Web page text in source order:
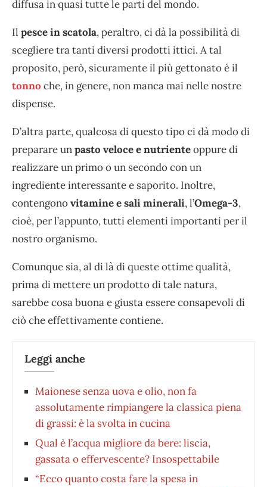
diffusa in quasi tutte le parti del mondo.
Il pesce in scatola, peraltro, ci dà la possibilità di
scegliere tra tanti diversi prodotti ittici. A tal
proposito, però, sicuramente il più gettonato è il
tonno che, in genere, non manca mai nelle nostre
dispense.
D’altra parte, qualcosa di questo tipo ci dà modo di
preparare unpasto veloce e nutrienteoppure di
realizzare un primo o un secondo con un
ingrediente interessante e saporito. Inoltre,
contengonovitamine e sali minerali, l’Omega-3,
cioè, per l’appunto, tutti elementi importanti per il
nostro organismo.
Comunque sia, al di là di queste ottime qualità,
prima di mettere un prodotto di tale natura,
sarebbe cosa buona e giusta essere consapevoli di
ciò che effettivamente contiene.
Leggi anche
Maionese senza uova e olio, non fa
assolutamente rimpiangere la classica piena
di grassi: è la svolta in cucina
Qual è l’acqua migliore da bere: liscia,
gassata o effervescente? Insospettabile
“Ecco quanto costa fare la spesa in